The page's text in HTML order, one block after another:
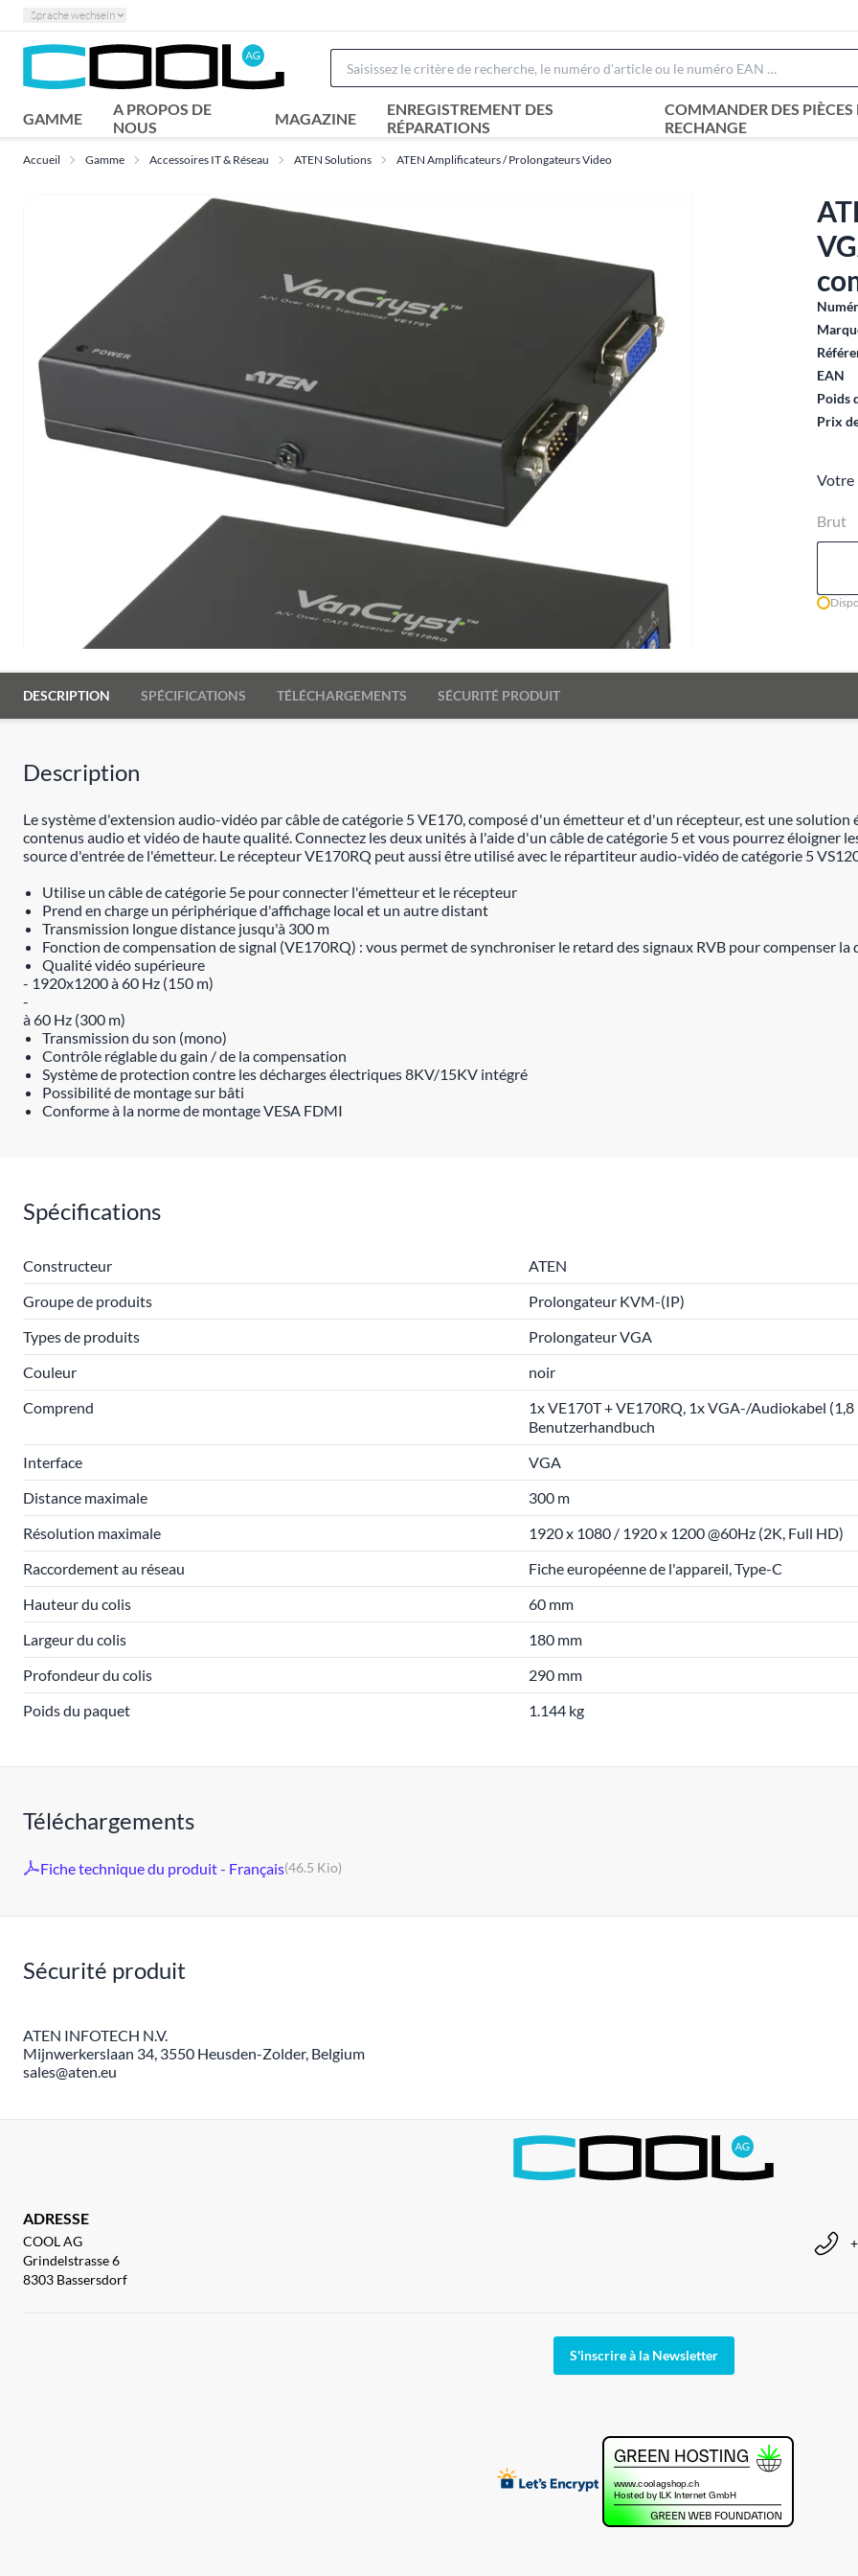
Sprache wechseln
GAMME
A PROPOS DE
NOUS
MAGAZINE
ENREGISTREMENT DES
RÉPARATIONS
COMMANDER DES PIÈCES
RECHANGE
Accueil Gamme Accessoires IT & Réseau ATEN Solutions ATEN Amplificateurs / Prolongateurs Video
EAN
Poids
Prix
Votre
Brut
DESCRIPTION SPÉCIFICATIONS TÉLÉCHARGEMENTS SÉCURITÉ PRODUIT
Description
Le système d'extension audio-vidéo par câble de catégorie 5 VE170, composé d'un émetteur et d'un récepteur, est une
contenus audio et vidéo de haute qualité. Connectez les deux unités à l'aide d'un câble de catégorie 5 et vous pourrez éloigner
source d'entrée de l'émetteur. Le récepteur VE170RQ peut aussi être utilisé avec le répartiteur audio-vidéo de catégorie 5
Utilise un câble de catégorie 5e pour connecter l'émetteur et le récepteur
Prend en charge un périphérique d'affichage local et un autre distant
Transmission longue distance jusqu'à 300 m
Fonction de compensation de signal (VE170RQ) : vous permet de synchroniser le retard des signaux RVB pour compenser la
Qualité vidéo supérieure
- 1920x1200 à 60 Hz (150 m)
-
à 60 Hz (300 m)
Transmission du son (mono)
Contrôle réglable du gain / de la compensation
Système de protection contre les décharges électriques 8KV/15KV intégré
Possibilité de montage sur bâti
Conforme à la norme de montage VESA FDMI
Spécifications
Constructeur
ATEN
Groupe de produits
Prolongateur KVM-(IP)
Types de produits
Prolongateur VGA
Couleur
noir
Comprend
1x VE170T + VE170RQ, 1x VGA-/Audiokabel
Benutzerhandbuch
Interface
VGA
Distance maximale
300 m
Résolution maximale
1920 x 1080 / 1920 x 1200 @60Hz (2K, Full HD)
Raccordement au réseau
Fiche européenne de l'appareil, Type-C
Hauteur du colis
60 mm
Largeur du colis
180 mm
Profondeur du colis
290 mm
Poids du paquet
1.144 kg
Téléchargements
Fiche technique du produit - Français(46.5 Kio)
Sécurité produit
ATEN INFOTECH N.V.
Mijnwerkerslaan 34, 3550 Heusden-Zolder, Belgium
sales@aten.eu
ADRESSE
COOL AG
Grindelstrasse 6
8303 Bassersdorf
S'inscrire à la Newsletter